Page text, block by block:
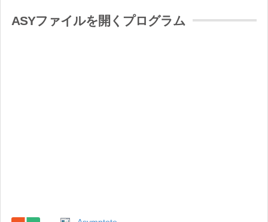
ASYファイルを開くプログラム